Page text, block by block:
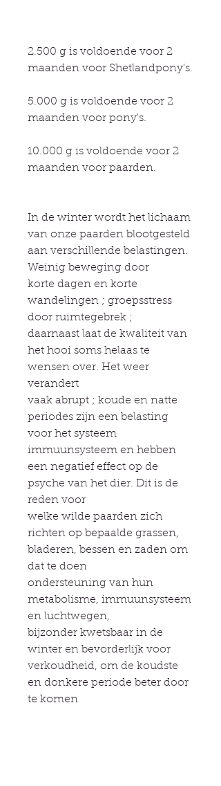
2.500 g is voldoende voor 2
maanden voor Shetlandpony's.
5.000 g is voldoende voor 2
maanden voor pony's.
10.000 g is voldoende voor 2
maanden voor paarden.
In de winter wordt het lichaam
van onze paarden blootgesteld
aan verschillende belastingen.
Weinig beweging door
korte dagen en korte
wandelingen ; groepsstress
door ruimtegebrek ;
daarnaast laat de kwaliteit van
het hooi soms helaas te
wensen over. Het weer
verandert
vaak abrupt ; koude en natte
periodes zijn een belasting
voor het systeem
immuunsysteem en hebben
een negatief effect op de
psyche van het dier. Dit is de
reden voor
welke wilde paarden zich
richten op bepaalde grassen,
bladeren, bessen en zaden om
dat te doen
ondersteuning van hun
metabolisme, immuunsysteem
en luchtwegen,
bijzonder kwetsbaar in de
winter en bevorderlijk voor
verkoudheid, om de koudste
en donkere periode beter door
te komen